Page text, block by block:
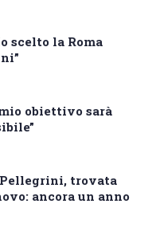
scelto la Roma
obiettivo sarà
Pellegrini, trovata
ancora un anno